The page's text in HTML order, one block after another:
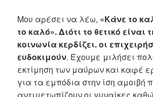
Μου αρέσει να λέω, «Κάνε το
το καλό». Διότι το θετικό είναι
κοινωνία κερδίζει. οι
ευδοκιμούν. Έχουμε μιλήσει
εκτίμηση των μαύρων και καφέ
για τα εμπόδια στην ίση αμοιβή
αντιμετωπίζουν οι γυναίκες